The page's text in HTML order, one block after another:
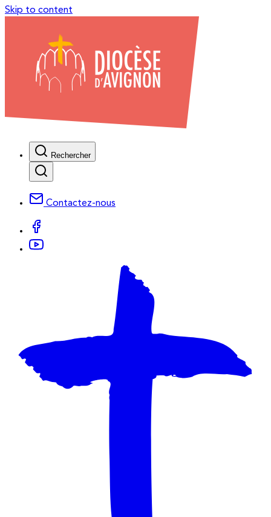
Skip to content
Rechercher
Contactez-nous